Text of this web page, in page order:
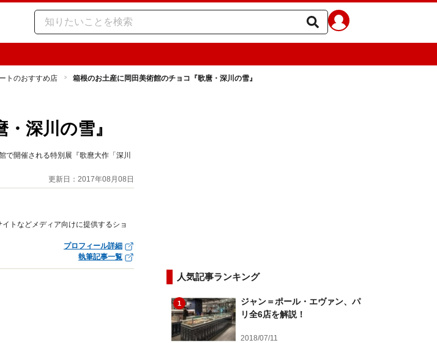
トのおすすめ店 箱根のお土産に岡田美術館のチョコ『歌麿・深川の雪』
深川の雪』
開催される特別展『歌麿大作「深川
更新日：2017年08月08日
トなどメディア向けに提供するショ
プロフィール詳細
執筆記事一覧
人気記事ランキング
1
ジャン＝ポール・エヴァン、パ
リ全6店を解説！
2018/07/11